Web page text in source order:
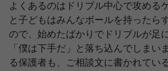
よくあるのはドリブル中心で攻める
と子どもはみんなボールを持ったら
ので、始めたばかりでドリブルが足
「僕は下手だ」と落ち込んでしまい
る保護者も、ご相談文に書かれてい